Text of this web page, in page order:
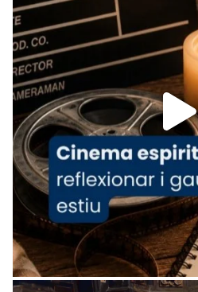
www.vaticannews.va/es/
07/carmina-historia-
espana-testimoni...
Foto
View on Facebook · Share
Arquebisbat de
1 week ago
«Avui les santes Juliana
ajuden a alçar la
Mons. Sergi Gordo,
presidit aquest 27 de
Santes de Mataró.